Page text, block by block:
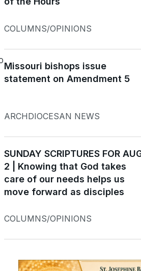
COLUMNS/OPINIONS
Missouri bishops issue
statement on Amendment 5
ARCHDIOCESAN NEWS
SUNDAY SCRIPTURES FOR
2 | Knowing that God takes
care of our needs helps us
move forward as disciples
COLUMNS/OPINIONS